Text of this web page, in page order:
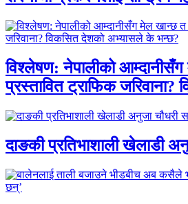
विश्लेषण: नेपालीको
प्रस्तावित ट्राफिक
दाङकी प्रतिभाशाली खेलाडी